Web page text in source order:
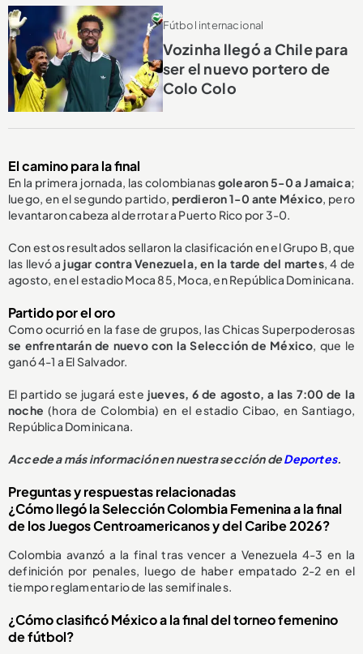
Fútbol internacional
Vozinha llegó a Chile para
ser el nuevo portero de
Colo Colo
El camino para la final
En la primera jornada, las colombianasgolearon 5-0 a Jamaica;
luego, en el segundo partido, perdieron 1-0 ante México, pero
levantaron cabeza al derrotar a Puerto Rico por 3-0.
Con estos resultados sellaron la clasificación en el Grupo B, que
las llevó ajugar contra Venezuela, en la tarde del martes, 4 de
agosto, en el estadio Moca 85, Moca, en República Dominicana.
Partido por el oro
Como ocurrió en la fase de grupos, las Chicas Superpoderosas
se enfrentarán de nuevo con la Selección de México, que le
ganó 4-1 a El Salvador.
El partido se jugará este jueves, 6 de agosto, a las 7:00 de la
noche (hora de Colombia) en el estadio Cibao, en Santiago,
República Dominicana.
Accede a más información en nuestra sección deDeportes.
Preguntas y respuestas relacionadas
¿Cómo llegó la Selección Colombia Femenina a la final
de los Juegos Centroamericanos y del Caribe 2026?
Colombia avanzó a la final tras vencer a Venezuela 4-3 en la
definición por penales, luego de haber empatado 2-2 en el
tiempo reglamentario de las semifinales.
¿Cómo clasificó México a la final del torneo femenino
de fútbol?